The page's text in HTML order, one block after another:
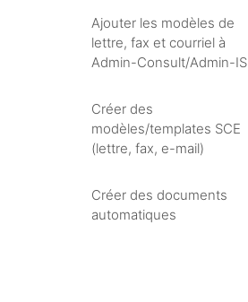
Ajouter les modèles de
lettre, fax et courriel à
Admin-Consult/Admin-IS
Créer des
modèles/templates SCE
(lettre, fax, e-mail)
Créer des documents
automatiques